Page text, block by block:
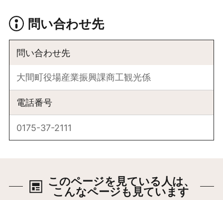
問い合わせ先
問い合わせ先
大間町役場産業振興課商工観光係
電話番号
0175-37-2111
このページを見ている人は、
こんなページも見ています